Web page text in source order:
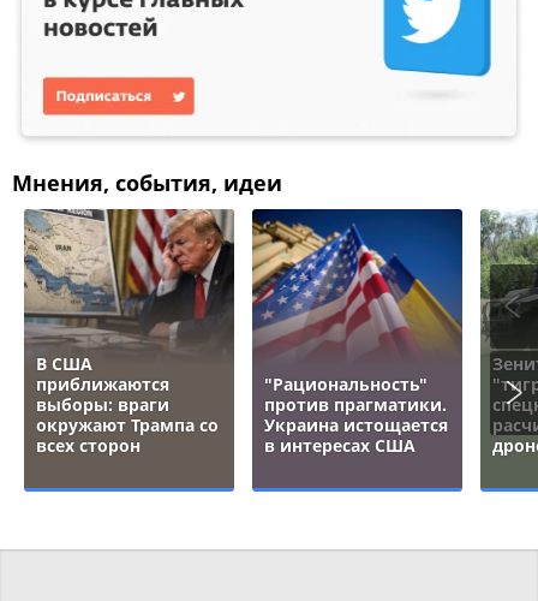
Мнения, события, идеи
В США
приближаются
выборы: враги
окружают Трампа со
всех сторон
"Рациональность"
против прагматики.
Украина истощается
в интересах США